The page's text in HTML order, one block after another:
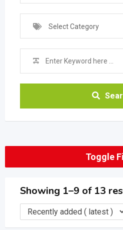
Select Category
Toggle
Showing 1–9 of 13